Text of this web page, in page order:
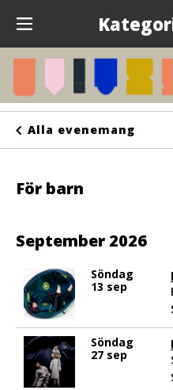
Anslagstavlan
Arrangörer
Alla evenemang
För barn
September 2026
Söndag
13 sep
Söndag
27 sep